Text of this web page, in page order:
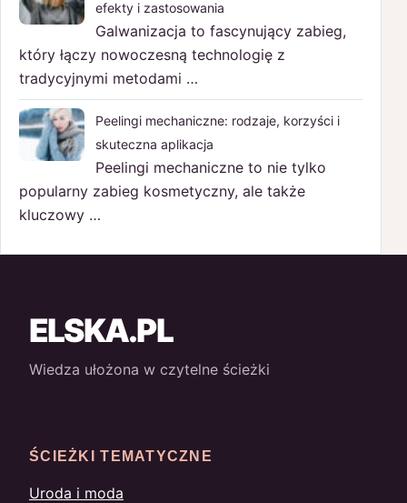
efekty i zastosowania
Galwanizacja to fascynujący zabieg,
który łączy nowoczesną technologię z
tradycyjnymi metodami …
Peelingi mechaniczne: rodzaje, korzyści i
skuteczna aplikacja
Peelingi mechaniczne to nie tylko
popularny zabieg kosmetyczny, ale także
kluczowy …
ELSKA.PL
Wiedza ułożona w czytelne ścieżki
ŚCIEŻKI TEMATYCZNE
Uroda i moda